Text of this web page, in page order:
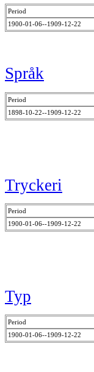
Period
1900-01-06--1909-12-22
Språk
Period
1898-10-22--1909-12-22
Tryckeri
Period
1900-01-06--1909-12-22
Typ
Period
1900-01-06--1909-12-22